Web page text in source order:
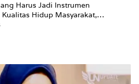
Harus Jadi Instrumen
Hidup Masyarakat,
RT-RW Ditetapkan Pemkot